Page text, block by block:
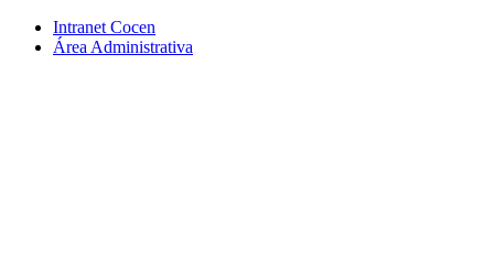
Conteúdo principal Menu principal
Intranet Cocen
Área Administrativa